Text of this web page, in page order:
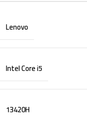
Lenovo
Intel Core i5
13420H